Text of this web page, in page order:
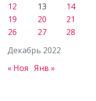
Декабрь 2022
12
13 14
19
20 21
26
27 28
« Ноя Янв »